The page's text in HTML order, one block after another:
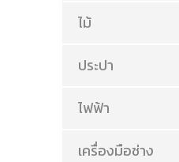
ไม้
ประปา
ไฟฟ้า
เครื่องมือช่าง